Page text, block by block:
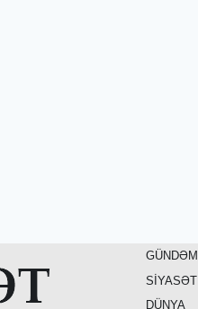
GÜNDƏM
SİYASƏT
DÜNYA